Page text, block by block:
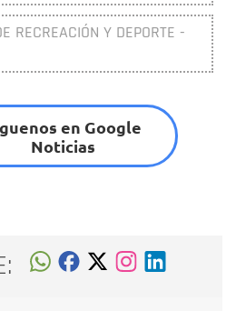
RECREACIÓN Y DEPORTE -
en Google
Noticias